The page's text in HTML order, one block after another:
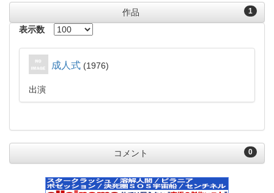
1
作品
表示数
成人式 1976
出演
0
コメント